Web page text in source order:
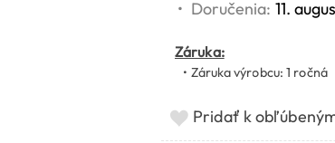
• Doručenia: 11.
Záruka:
• Záruka výrobcu: 1 ročná
Pridať k